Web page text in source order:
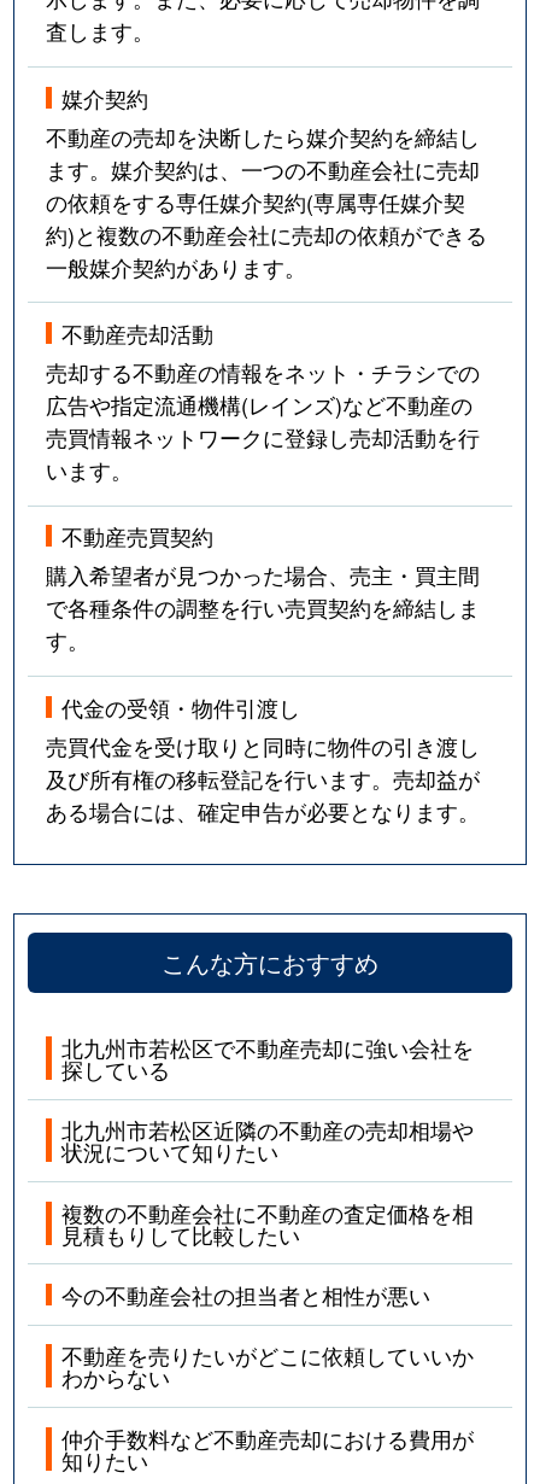
査します。
媒介契約
不動産の売却を決断したら媒介契約を締結し
ます。媒介契約は、一つの不動産会社に売却
の依頼をする専任媒介契約(専属専任媒介契
約)と複数の不動産会社に売却の依頼ができる
一般媒介契約があります。
不動産売却活動
売却する不動産の情報をネット・チラシでの
広告や指定流通機構(レインズ)など不動産の
売買情報ネットワークに登録し売却活動を行
います。
不動産売買契約
購入希望者が見つかった場合、売主・買主間
で各種条件の調整を行い売買契約を締結しま
す。
代金の受領・物件引渡し
売買代金を受け取りと同時に物件の引き渡し
及び所有権の移転登記を行います。売却益が
ある場合には、確定申告が必要となります。
こんな方におすすめ
北九州市若松区で不動産売却に強い会社を
探している
北九州市若松区近隣の不動産の売却相場や
状況について知りたい
複数の不動産会社に不動産の査定価格を相
見積もりして比較したい
今の不動産会社の担当者と相性が悪い
不動産を売りたいがどこに依頼していいか
わからない
仲介手数料など不動産売却における費用が
知りたい